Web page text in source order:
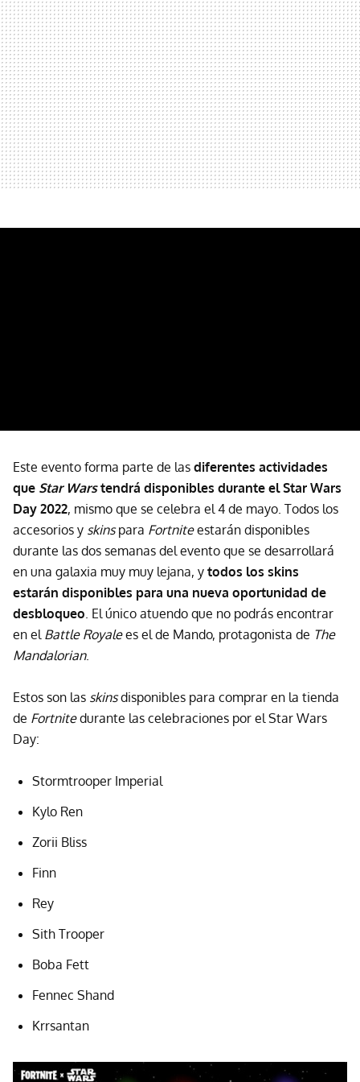
Este evento forma parte de las diferentes actividades
que Star Warstendrá disponibles durante el Star Wars
Day 2022, mismo que se celebra el 4 de mayo. Todos los
accesorios y skinspara Fortniteestarán disponibles
durante las dos semanas del evento que se desarrollará
en una galaxia muy muy lejana, y todos los skins
estarán disponibles para una nueva oportunidad de
desbloqueo . El único atuendo que no podrás encontrar
en el Battle Royalees el de Mando, protagonista de The
Mandalorian.
Estos son las skinsdisponibles para comprar en la tienda
de Fortnitedurante las celebraciones por el Star Wars
Day:
Stormtrooper Imperial
Kylo Ren
Zorii Bliss
Finn
Rey
Sith Trooper
Boba Fett
Fennec Shand
Krrsantan